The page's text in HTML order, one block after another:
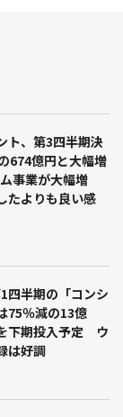
ト、第3四半期決
674億円と大幅増
事業が大幅増
よりも良い感
四半期の「コンシ
75％減の13億
下期投入予定 ウ
は好調